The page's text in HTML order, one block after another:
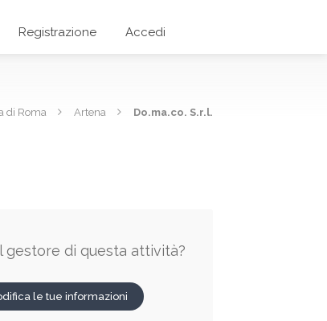
Registrazione Accedi
di Roma Artena Do.ma.co. S.r.l.
gestore di questa attività?
le tue informazioni